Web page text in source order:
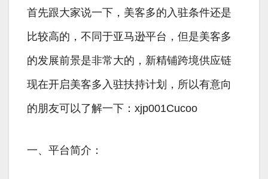
首先跟大家说一下，美客多的入驻条件还是
比较高的，不同于亚马逊平台，但是美客多
的发展前景是非常大的，新精铺跨境供应链
现在开启美客多入驻扶持计划，所以有意向
的朋友可以了解一下：xjp001Cucoo
一、平台简介：